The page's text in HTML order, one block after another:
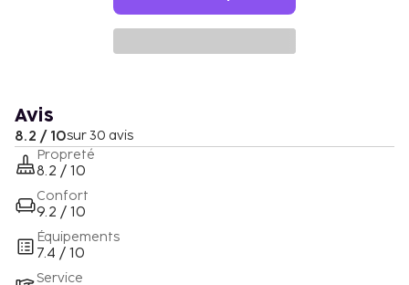
Avis
8.2 / 10sur 30 avis
Propreté
8.2 / 10
Confort
9.2 / 10
Équipements
7.4 / 10
Service